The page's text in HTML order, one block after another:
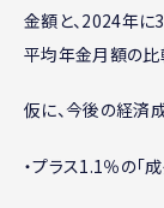
金額と、2024年
平均年金月額の比
仮に、今後の経済
・プラス1.1％の「